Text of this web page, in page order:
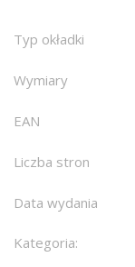
Typ okładki
Wymiary
EAN
Liczba stron
Data wydania
Kategoria: